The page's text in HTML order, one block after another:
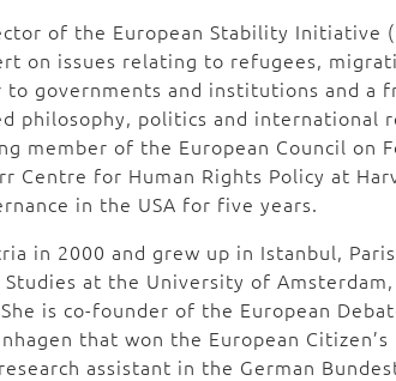
of the European Stability Initiative
on issues relating to refugees,
governments and institutions and a
philosophy, politics and international
member of the European Council on
Centre for Human Rights Policy at
in the USA for five years.
in 2000 and grew up in Istanbul,
at the University of
is co-founder of the European
that won the European Citizen’s
assistant in the German